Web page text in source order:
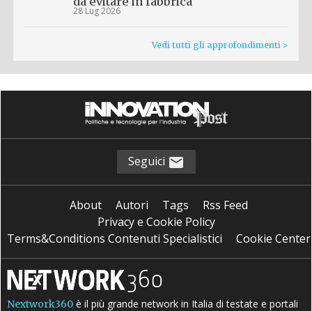
28 Lug 2026
Vedi tutti gli approfondimenti >
Seguici
About Autori Tags
Rss Feed
Privacy e Cookie Policy
Terms&Conditions Contenuti Specialistici
Cookie Center
Nextwork360 è il più grande network in Italia di testate e portali